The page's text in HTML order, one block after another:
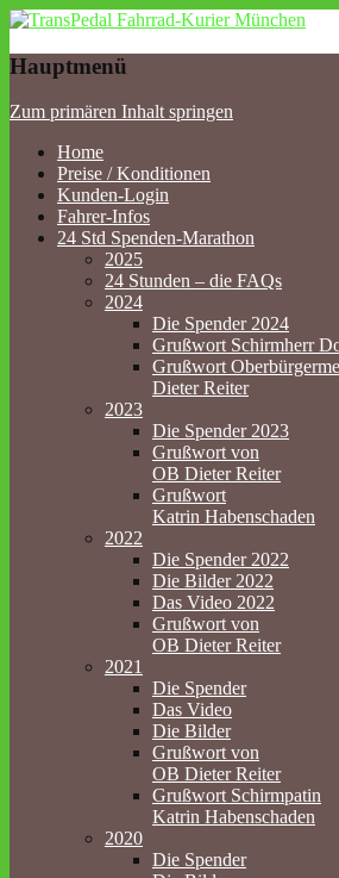
TransPedal
München
Hauptmenü
Zum primären Inhalt springen
Home
Preise / Konditionen
Kunden-Login
Fahrer-Infos
24 Std Spenden-Marathon
2025
24 Stunden – die FAQs
2024
Die Spender 2024
Grußwort Schirmherr
Grußwort
Dieter Reiter
2023
Die Spender 2023
Grußwort von
OB Dieter Reiter
Grußwort
Katrin Habenschaden
2022
Die Spender 2022
Die Bilder 2022
Das Video 2022
Grußwort von
OB Dieter Reiter
2021
Die Spender
Das Video
Die Bilder
Grußwort von
OB Dieter Reiter
Grußwort Schirmpatin
Katrin Habenschaden
2020
Die Spender